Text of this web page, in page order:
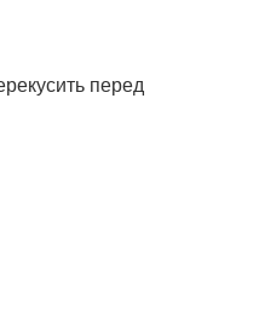
перед